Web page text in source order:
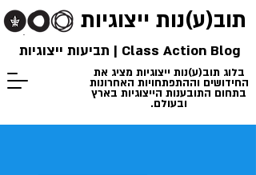
תוב(ע)נות ייצוגיות
בלוג תוב(ע)נות ייצוגיות מציג את
החידושים וההתפתחויות האחרונות
בתחום התובענות הייצוגיות בארץ
ובעולם.
Class Action Blog | תביעות ייצוגיות